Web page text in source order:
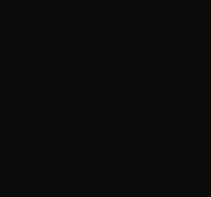
in a new tab
tab
a new tab